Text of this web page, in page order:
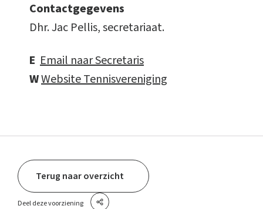
Contactgegevens
Dhr. Jac Pellis, secretariaat.
E Email naar Secretaris
WWebsite Tennisvereniging
Terug naar overzicht
Deel deze voorziening